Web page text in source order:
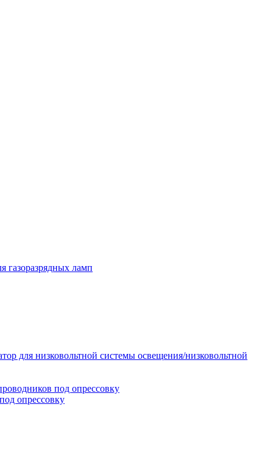
газоразрядных ламп
для низковольтной системы освещения/низковольтной
под опрессовку
опрессовку